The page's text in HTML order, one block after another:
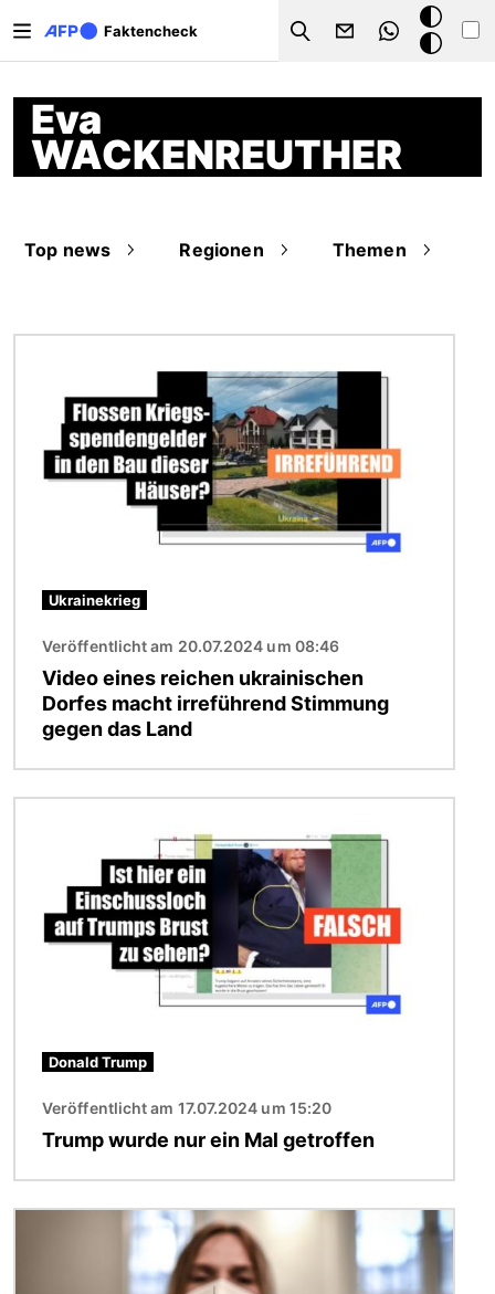
Faktencheck
Search
Dark
Mode
Eva
WACKENREUTHER
Top news Regionen Themen
Ukrainekrieg
Veröffentlicht am 20.07.2024 um 08:46
Video eines reichen ukrainischen
Dorfes macht irreführend Stimmung
gegen das Land
Donald Trump
Veröffentlicht am 17.07.2024 um 15:20
Trump wurde nur ein Mal getroffen